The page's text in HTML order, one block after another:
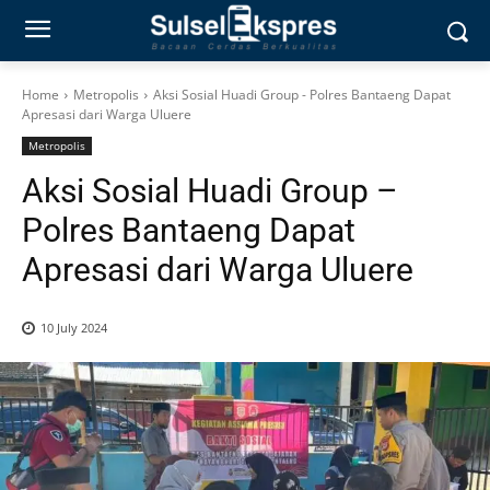
Home Metropolis
Aksi Sosial Huadi Group - Polres Bantaeng Dapat
Apresasi dari Warga Uluere
Metropolis
Aksi Sosial Huadi Group –
Polres Bantaeng Dapat
Apresasi dari Warga Uluere
10 July 2024